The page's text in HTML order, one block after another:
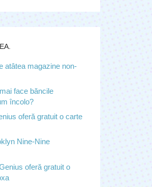
atâtea magazine non-
face băncile
încolo?
oferă gratuit o carte
Nine-Nine
oferă gratuit o